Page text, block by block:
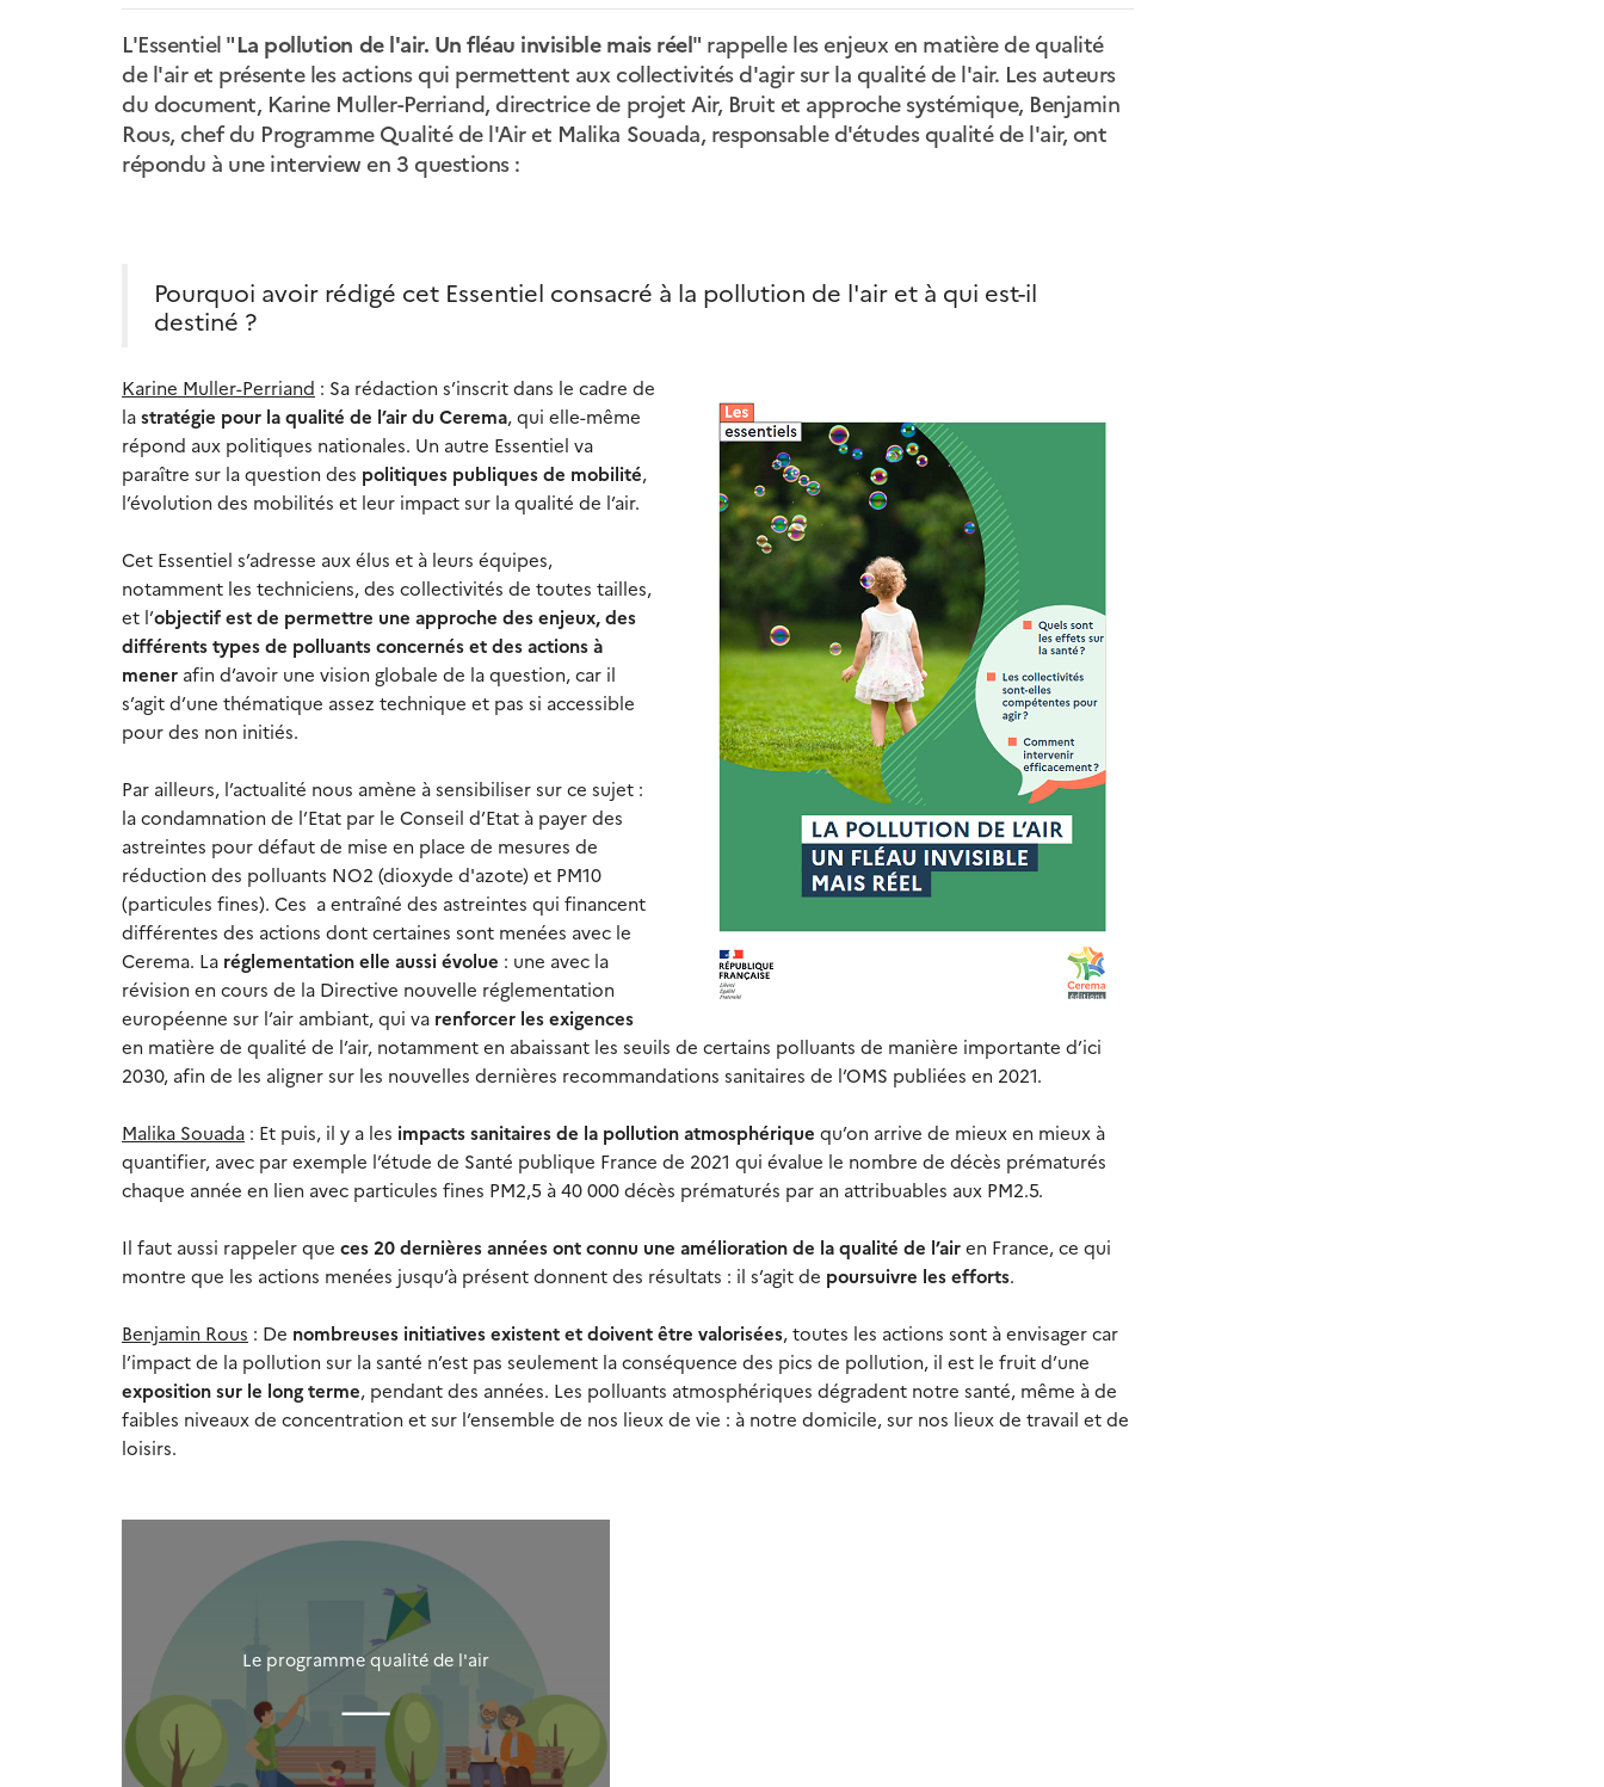
L'Essentiel "La pollution de l'air. Un fléau invisible mais réel" rappelle les enjeux en matière de qualité
de l'air et présente les actions qui permettent aux collectivités d'agir sur la qualité de l'air. Les auteurs
du document, Karine Muller-Perriand, directrice de projet Air, Bruit et approche systémique, Benjamin
Rous, chef du Programme Qualité de l'Air et Malika Souada, responsable d'études qualité de l'air, ont
répondu à une interview en 3 questions :
Pourquoi avoir rédigé cet Essentiel consacré à la pollution de l'air et à qui est-il
destiné ?
Karine Muller-Perriand : Sa rédaction s’inscrit dans le cadre de
lastratégie pour la qualité de l’air du Cerema, qui elle-même
répond aux politiques nationales. Un autre Essentiel va
paraître sur la question des politiques publiques de mobilité,
l’évolution des mobilités et leur impact sur la qualité de l’air.
Cet Essentiel s’adresse aux élus et à leurs équipes,
notamment les techniciens, des collectivités de toutes tailles,
et l’objectif est de permettre une approche des enjeux, des
différents types de polluants concernés et des actions à
mener afin d’avoir une vision globale de la question, car il
s’agit d’une thématique assez technique et pas si accessible
pour des non initiés.
Par ailleurs, l’actualité nous amène à sensibiliser sur ce sujet :
la condamnation de l’Etat par le Conseil d’Etat à payer des
astreintes pour défaut de mise en place de mesures de
réduction des polluants NO2 (dioxyde d'azote) et PM10
(particules fines). Ces a entraîné des astreintes qui financent
différentes des actions dont certaines sont menées avec le
Cerema. La réglementation elle aussi évolue : une avec la
révision en cours de la Directive nouvelle réglementation
européenne sur l’air ambiant, qui va renforcer les exigences
en matière de qualité de l’air, notamment en abaissant les seuils de certains polluants de manière importante d’ici
2030, afin de les aligner sur les nouvelles dernières recommandations sanitaires de l’OMS publiées en 2021.
Malika Souada : Et puis, il y a les impacts sanitaires de la pollution atmosphérique qu’on arrive de mieux en mieux à
quantifier, avec par exemple l’étude de Santé publique France de 2021 qui évalue le nombre de décès prématurés
chaque année en lien avec particules fines PM2,5 à 40 000 décès prématurés par an attribuables aux PM2.5.
Il faut aussi rappeler que ces 20 dernières années ont connu une amélioration de la qualité de l’airen France, ce qui
montre que les actions menées jusqu’à présent donnent des résultats : il s’agit de poursuivre les efforts.
Benjamin Rous : De nombreuses initiatives existent et doivent être valorisées, toutes les actions sont à envisager car
l’impact de la pollution sur la santé n’est pas seulement la conséquence des pics de pollution, il est le fruit d’une
exposition sur le long terme, pendant des années. Les polluants atmosphériques dégradent notre santé, même à de
faibles niveaux de concentration et sur l’ensemble de nos lieux de vie : à notre domicile, sur nos lieux de travail et de
loisirs.
Le programme qualité de l'air